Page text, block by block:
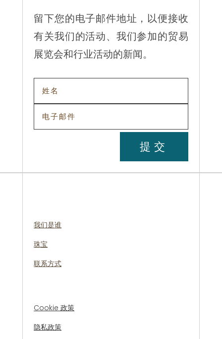
留下您的电子邮件地址，以便接收
有关我们的活动、我们参加的贸易
展览会和行业活动的新闻。
提交
我们是谁
珠宝
联系方式
Cookie 政策
隐私政策